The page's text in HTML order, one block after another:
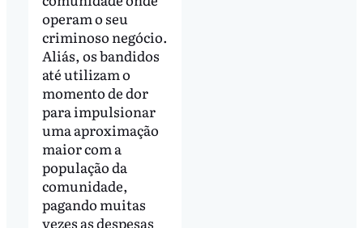
operam o seu
criminoso negócio.
Aliás, os bandidos
até utilizam o
momento de dor
para impulsionar
uma aproximação
maior com a
população da
comunidade,
pagando muitas
vezes as despesas